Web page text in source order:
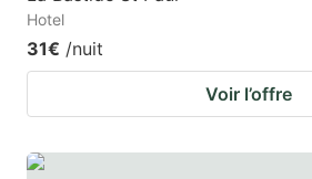
Hotel
31€ /nuit
Voir l’offre